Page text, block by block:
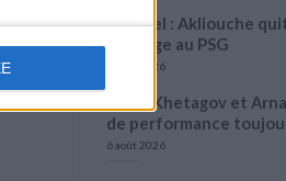
Officiel : Akliouche
s’engage au PSG
6 août 2026
Entre Khetagov et
de performance
6 août 2026